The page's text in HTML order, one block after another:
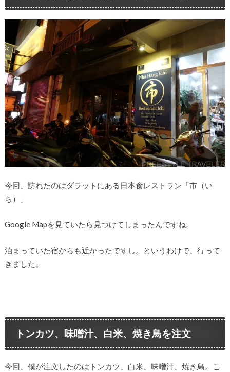
今回、訪れたのはダラットにある日本食レストラン「市（い
ち）」
Google Mapを見ていたら見つけてしまったんですね。
泊まっていた宿からも近かったですし。というわけで、行って
きました。
トンカツ、味噌汁、白米、焼き鳥を注文
今回、僕が注文したのはトンカツ、白米、味噌汁、焼き鳥。こ